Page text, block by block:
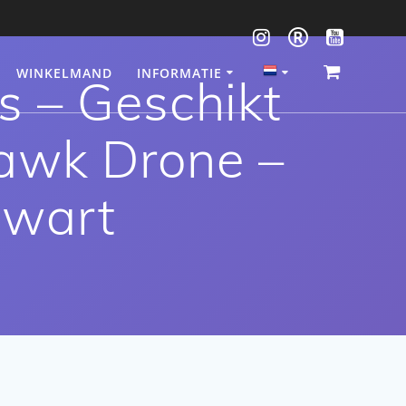
WINKELMAND INFORMATIE
– Geschikt
Drone –